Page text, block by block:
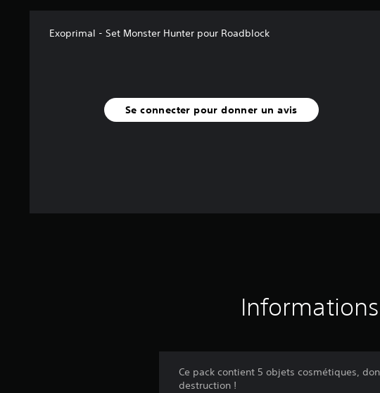
Exoprimal - Set Monster Hunter pour Roadblock
Se connecter pour donner un avis
Ce pack contient 5 objets cosmétiques,
destruction !